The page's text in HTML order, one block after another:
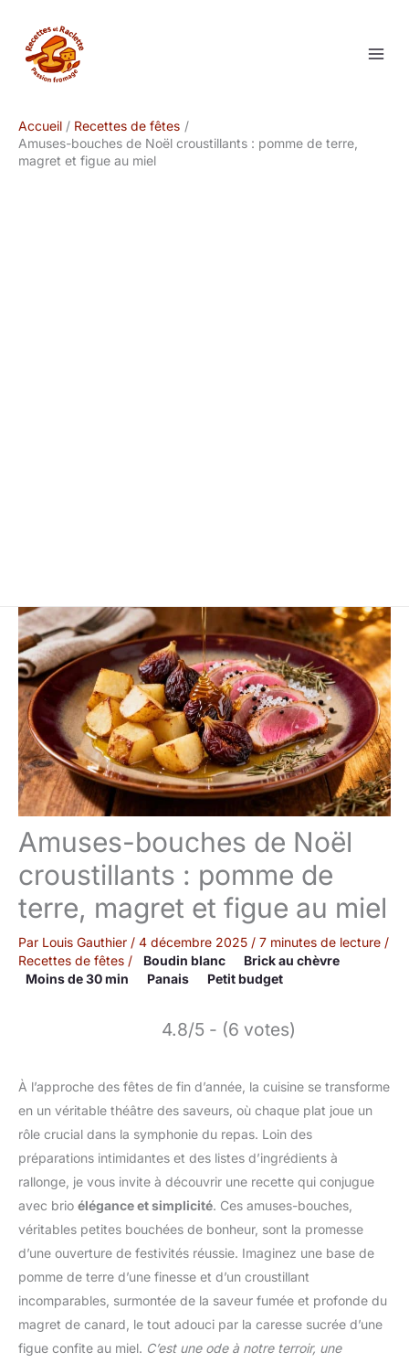
contenu
Accueil
Recettes de fêtes
Amuses-bouches de Noël croustillants : pomme de terre,
magret et figue au miel
Amuses-bouches de Noël
croustillants : pomme de
terre, magret et figue au miel
Par Louis Gauthier / 4 décembre 2025 / 7 minutes de lecture /
Recettes de fêtes / Boudin blanc
Brick au chèvre
Moins de 30 min
Panais Petit budget
4.8/5 - (6 votes)
À l’approche des fêtes de fin d’année, la cuisine se transforme
en un véritable théâtre des saveurs, où chaque plat joue un
rôle crucial dans la symphonie du repas. Loin des
préparations intimidantes et des listes d’ingrédients à
rallonge, je vous invite à découvrir une recette qui conjugue
avec brio élégance et simplicité. Ces amuses-bouches,
véritables petites bouchées de bonheur, sont la promesse
d’une ouverture de festivités réussie. Imaginez une base de
pomme de terre d’une finesse et d’un croustillant
incomparables, surmontée de la saveur fumée et profonde du
magret de canard, le tout adouci par la caresse sucrée d’une
figue confite au miel. C’est une ode à notre terroir, une